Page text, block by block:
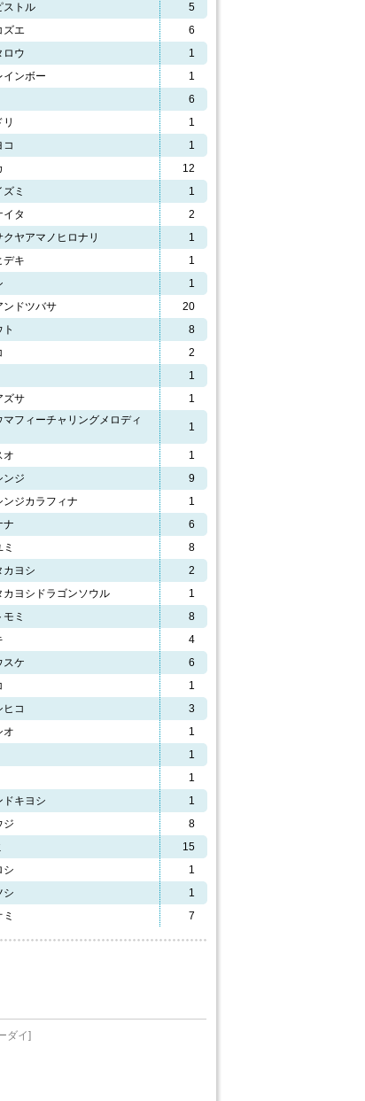
ストル
5
ズエ
6
ロウ
1
インボー
1
6
1
コ
1
12
ミ
1
イタ
2
クヤアマノヒロナリ
1
デキ
1
1
ンドツバサ
20
8
2
1
ズサ 1
マフィーチャリングメロディ
1
オ
1
ンジ
9
ンジカラフィナ
1
ナ
6
8
カヨシ
2
カヨシドラゴンソウル
1
ミ
8
4
スケ
6
1
ヒコ
3
オ
1
1
1
ドキヨシ
1
ジ
8
15
シ
1
シ
1
7
ダイ]